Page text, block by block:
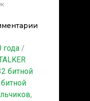
года /
битной
,